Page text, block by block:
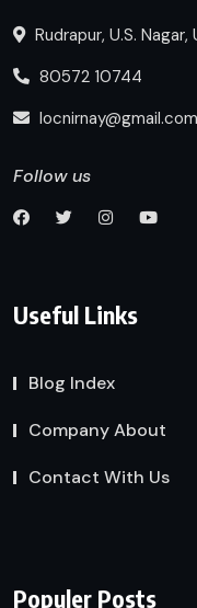
Rudrapur, U.S.
80572 10744
locnirnay@gmail.com
Follow us
Useful Links
Blog Index
Company About
Contact With Us
Populer Posts